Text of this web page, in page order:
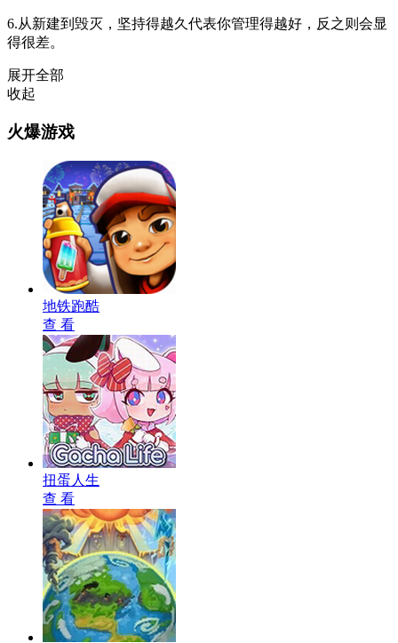
6.从新建到毁灭，坚持得越久代表你管理得越好，反之则会显
得很差。
展开全部
收起
火爆游戏
地铁跑酷
查 看
扭蛋人生
查 看